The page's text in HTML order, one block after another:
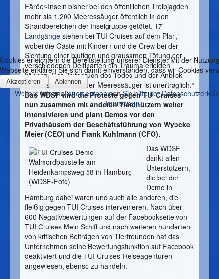
Färöer-Inseln bisher bei den öffentlichen Treibjagden
mehr als 1.200 Meeressäuger öffentlich in den
Strandbereichen der Inselgruppe getötet. 17
Landgänge stehen bei TUI Cruises auf dem Plan,
wobei die Gäste mit Kindern und die Crew bei der
Sichtung einer blutigen und grausamen Tötung der
verschiedenen Delfinarten ein Trauma erleiden
können. Der Blutgeruch des Todes und der Anblick
des Abschlachtens der Meeressäuger ist unerträglich.“
Das WDSF wird die Proteste gegen TUI Cruises
nun zusammen mit anderen Tierchützern weiter
intensivieren und plant Demos vor den
Privathäusern der Geschäftsführung von Wybcke
Meier (CEO) und Frank Kuhlmann (CFO).
Das WDSF
dankt allen
Unterstützern,
die bei der
Demo in
Hamburg dabei waren und auch alle anderen, die
fleißig gegen TUI Cruises intervenieren. Nach über
600 Negativbewertungen auf der Facebookseite von
TUI Cruises Mein Schiff und nach weiteren hunderten
von kritischen Beiträgen von Tierfreunden hat das
Unternehmen seine Bewertungsfunktion auf Facebook
deaktiviert und die TUI Cruises-Reiseagenturen
angewiesen, ebenso zu handeln.
Cookies erleichtern die Bereitstellung unserer Dienste. Mit der
Webseite erklären Sie sich damit einverstanden, dass wir Cookies
Akzeptieren Ablehnen
Weitere Informationen entnehmen Sie bitte der
Impressum